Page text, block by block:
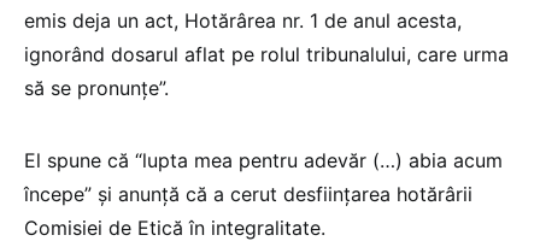
emis deja un act, Hotărârea nr. 1 de anul acesta,
ignorând dosarul aflat pe rolul tribunalului, care urma
să se pronunțe”.
El spune că “lupta mea pentru adevăr (…) abia acum
începe” și anunță că a cerut desființarea hotărârii
Comisiei de Etică în integralitate.